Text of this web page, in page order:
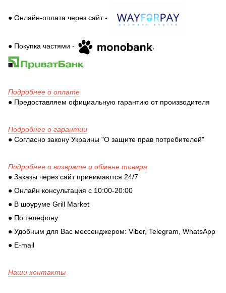
● Онлайн-оплата через сайт -
● Покупка частями - ,
Подробнее о оплате
● Предоставляем официальную гарантию от производителя
Подробнее о гарантии
● Согласно закону Украины "О защите прав потребителей"
Подробнее о возврате и обмене товара
● Заказы через сайт принимаются 24/7
● Онлайн консультация с 10:00-20:00
● В шоуруме Grill Market
● По телефону
● Удобным для Вас мессенджером: Viber, Telegram, WhatsApp
● E-mail
Наши контакты